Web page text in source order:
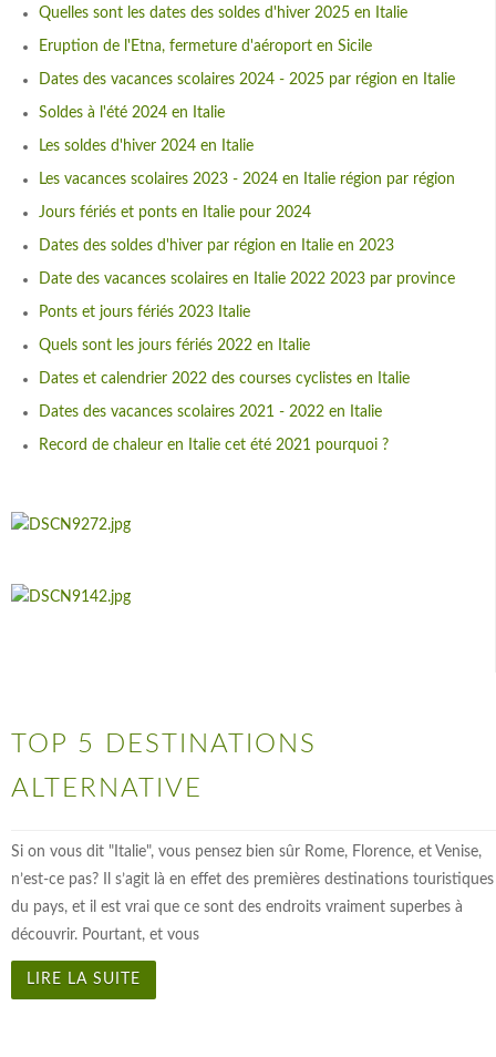
Quelles sont les dates des soldes d'hiver 2025 en Italie
Eruption de l'Etna, fermeture d'aéroport en Sicile
Dates des vacances scolaires 2024 - 2025 par région en Italie
Soldes à l'été 2024 en Italie
Les soldes d'hiver 2024 en Italie
Les vacances scolaires 2023 - 2024 en Italie région par région
Jours fériés et ponts en Italie pour 2024
Dates des soldes d'hiver par région en Italie en 2023
Date des vacances scolaires en Italie 2022 2023 par province
Ponts et jours fériés 2023 Italie
Quels sont les jours fériés 2022 en Italie
Dates et calendrier 2022 des courses cyclistes en Italie
Dates des vacances scolaires 2021 - 2022 en Italie
Record de chaleur en Italie cet été 2021 pourquoi ?
TOP 5 DESTINATIONS
ALTERNATIVE
Si on vous dit "Italie", vous pensez bien sûr Rome, Florence, et Venise,
n’est-ce pas? Il s’agit là en effet des premières destinations touristiques
du pays, et il est vrai que ce sont des endroits vraiment superbes à
découvrir. Pourtant, et vous
LIRE LA SUITE